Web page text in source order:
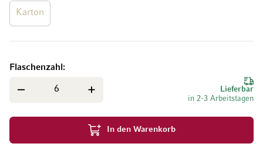
Karton
Lieferbar
in 2-3 Arbeitstagen
Flaschenzahl
In den Warenkorb